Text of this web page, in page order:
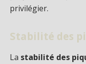
privilégier.
Stabilité des
La stabilité des